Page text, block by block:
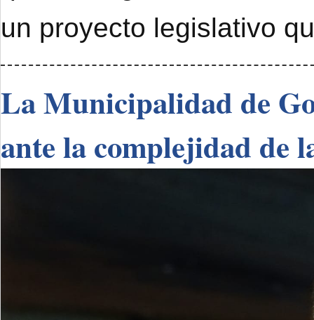
un proyecto legislativo
La Municipalidad de
ante la complejidad de